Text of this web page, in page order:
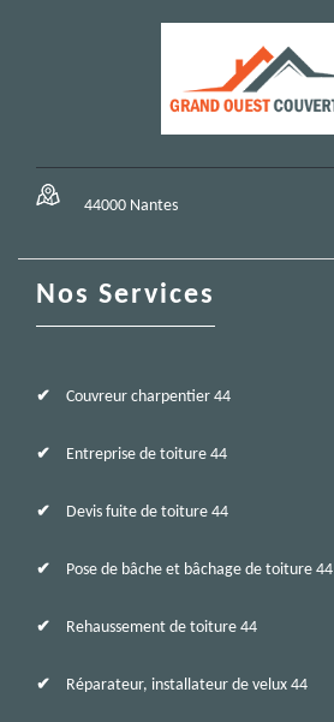
44000 Nantes
Nos Services
Couvreur charpentier 44
Entreprise de toiture 44
Devis fuite de toiture 44
Pose de bâche et bâchage de toiture 44
Rehaussement de toiture 44
Réparateur, installateur de velux 44